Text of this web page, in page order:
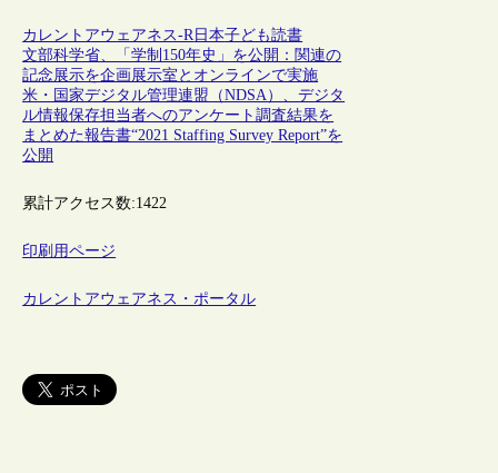
カレントアウェアネス-R 日本子ども読書
文部科学省、「学制150年史」を公開：関連の
記念展示を企画展示室とオンラインで実施
米・国家デジタル管理連盟（NDSA）、デジタ
ル情報保存担当者へのアンケート調査結果を
まとめた報告書“2021 Staffing Survey Report”を
公開
累計アクセス数:1422
印刷用ページ
カレントアウェアネス・ポータル